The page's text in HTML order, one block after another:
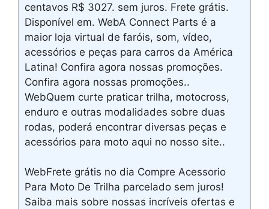
centavos R$ 3027. sem juros. Frete grátis.
Disponível em. WebA Connect Parts é a
maior loja virtual de faróis, som, vídeo,
acessórios e peças para carros da América
Latina! Confira agora nossas promoções.
Confira agora nossas promoções..
WebQuem curte praticar trilha, motocross,
enduro e outras modalidades sobre duas
rodas, poderá encontrar diversas peças e
acessórios para moto aqui no nosso site..
WebFrete grátis no dia Compre Acessorio
Para Moto De Trilha parcelado sem juros!
Saiba mais sobre nossas incríveis ofertas e